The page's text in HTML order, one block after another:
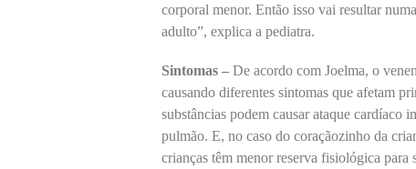
corporal menor. Então isso vai resultar
adulto”, explica a pediatra.
Sintomas – De acordo com Joelma, o
causando diferentes sintomas que afetam
substâncias podem causar ataque cardíaco
pulmão. E, no caso do coraçãozinho da
crianças têm menor reserva fisiológica para